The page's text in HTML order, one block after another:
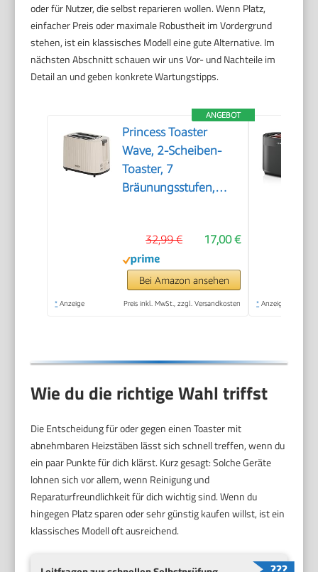
oder für Nutzer, die selbst reparieren wollen. Wenn Platz,
einfacher Preis oder maximale Robustheit im Vordergrund
stehen, ist ein klassisches Modell eine gute Alternative. Im
nächsten Abschnitt schauen wir uns Vor- und Nachteile im
Detail an und geben konkrete Wartungstipps.
ANGEBOT
Princess Toaster
Wave, 2-Scheiben-
Toaster, 7
Bräunungsstufen,
Auto-Zentrierung,
Auftaufunktion,
automatische
Abschaltung,
17,00 €
32,99 €
Bei Amazon ansehen
* Anzeige Preis inkl. MwSt., zzgl. Versandkosten * Anzeige
Wie du die richtige Wahl triffst
Die Entscheidung für oder gegen einen Toaster mit
abnehmbaren Heizstäben lässt sich schnell treffen, wenn du
ein paar Punkte für dich klärst. Kurz gesagt: Solche Geräte
lohnen sich vor allem, wenn Reinigung und
Reparaturfreundlichkeit für dich wichtig sind. Wenn du
hingegen Platz sparen oder sehr günstig kaufen willst, ist ein
klassisches Modell oft ausreichend.